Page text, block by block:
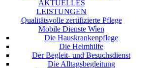
AKTUELLES
LEISTUNGEN
Qualitätsvolle zertifizierte Pflege
Mobile Dienste Wien
Die Hauskrankenpflege
Die Heimhilfe
Der Begleit- und Besuchsdienst
Die Alltagsbegleitung